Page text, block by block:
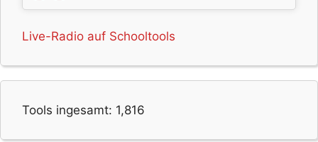
Live-Radio auf Schooltools
Tools ingesamt: 1,816